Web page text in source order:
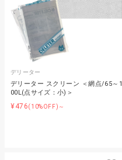
デリーター
デリーター スクリーン ＜網点/65～1
00L(点サイズ：小)＞
¥476(10%OFF)～